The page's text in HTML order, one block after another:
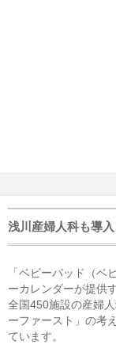
浅川産婦人科も導
「ベビーパッド（ベ
ーカレンダーが提供
全国450施設の産婦
ーファースト」の考
ています。